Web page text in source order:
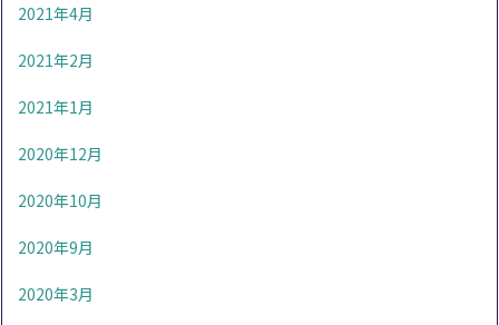
2021年4月
2021年2月
2021年1月
2020年12月
2020年10月
2020年9月
2020年3月